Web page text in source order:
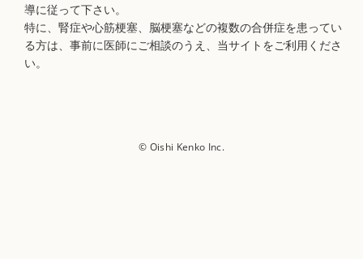
導に従って下さい。
特に、腎症や心筋梗塞、脳梗塞などの複数の合併症を患ってい
る方は、事前に医師にご相談のうえ、当サイトをご利用くださ
い。
© Oishi Kenko Inc.